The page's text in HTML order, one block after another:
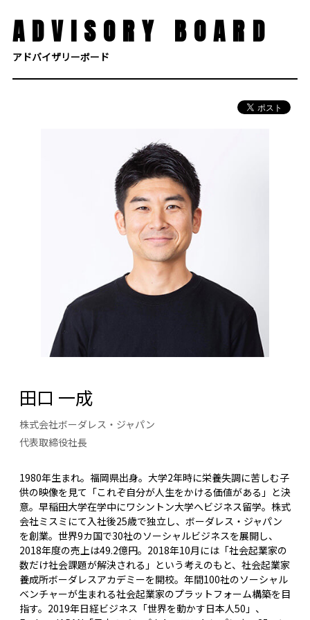
ADVISORY BOARD
アドバイザリーボード
田口 一成
株式会社ボーダレス・ジャパン
代表取締役社長
1980年生まれ。福岡県出身。大学2年時に栄養失調に苦しむ子
供の映像を見て「これぞ自分が人生をかける価値がある」と決
意。早稲田大学在学中にワシントン大学へビジネス留学。株式
会社ミスミにて入社後25歳で独立し、ボーダレス・ジャパン
を創業。世界9カ国で30社のソーシャルビジネスを展開し、
2018年度の売上は49.2億円。2018年10月には「社会起業家の
数だけ社会課題が解決される」という考えのもと、社会起業家
養成所ボーダレスアカデミーを開校。年間100社のソーシャル
ベンチャーが生まれる社会起業家のプラットフォーム構築を目
指す。2019年日経ビジネス「世界を動かす日本人50」、